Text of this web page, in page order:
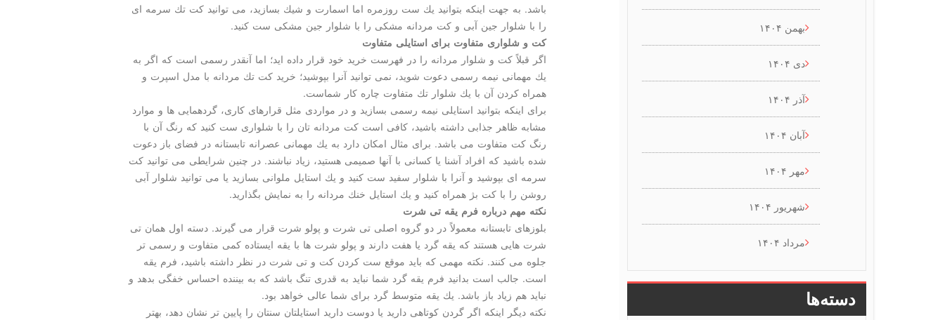
باشد. به جهت اینكه بتوانید یك ست روزمره اما اسمارت و شیك بسازید، می توانید كت تك سرمه ای
را با شلوار جین آبی و كت مردانه مشكی را با شلوار جین مشكی ست كنید.
كت و شلواری متفاوت برای استایلی متفاوت
اگر قبلاً كت و شلوار مردانه را در فهرست خرید خود قرار داده اید؛ اما آنقدر رسمی است كه اگر به
یك مهمانی نیمه رسمی دعوت شوید، نمی توانید آنرا بپوشید؛ خرید كت تك مردانه با مدل اسپرت و
همراه كردن آن با یك شلوار تك متفاوت چاره كار شماست.
برای اینكه بتوانید استایلی نیمه رسمی بسازید و در مواردی مثل قرارهای كاری، گردهمایی ها و موارد
مشابه ظاهر جذابی داشته باشید، كافی است كت مردانه تان را با شلواری ست كنید كه رنگ آن با
رنگ كت متفاوت می باشد. برای مثال امكان دارد به یك مهمانی عصرانه تابستانه در فضای باز دعوت
شده باشید كه افراد آشنا یا كسانی با آنها صمیمی هستید، زیاد نباشند. در چنین شرایطی می توانید كت
سرمه ای بپوشید و آنرا با شلوار سفید ست كنید و یك استایل ملوانی بسازید یا می توانید شلوار آبی
روشن را با كت بژ همراه كنید و یك استایل خنك مردانه را به نمایش بگذارید.
نكته مهم درباره فرم یقه تی شرت
بلوزهای تابستانه معمولاً در دو گروه اصلی تی شرت و پولو شرت قرار می گیرند. دسته اول همان تی
شرت هایی هستند كه یقه گرد یا هفت دارند و پولو شرت ها با یقه ایستاده كمی متفاوت و رسمی تر
جلوه می كنند. نكته مهمی كه باید موقع ست كردن كت و تی شرت در نظر داشته باشید، فرم یقه
است. جالب است بدانید فرم یقه گرد شما نباید به قدری تنگ باشد كه به بیننده احساس خفگی بدهد و
نباید هم زیاد باز باشد. یك یقه متوسط گرد برای شما عالی خواهد بود.
نكته دیگر اینكه اگر گردن كوتاهی دارید یا دوست دارید استایلتان سنتان را پایین تر نشان دهد، بهتر
بهمن ۱۴۰۴
دی ۱۴۰۴
آذر ۱۴۰۴
آبان ۱۴۰۴
مهر ۱۴۰۴
شهریور ۱۴۰۴
مرداد ۱۴۰۴
دسته‌ها